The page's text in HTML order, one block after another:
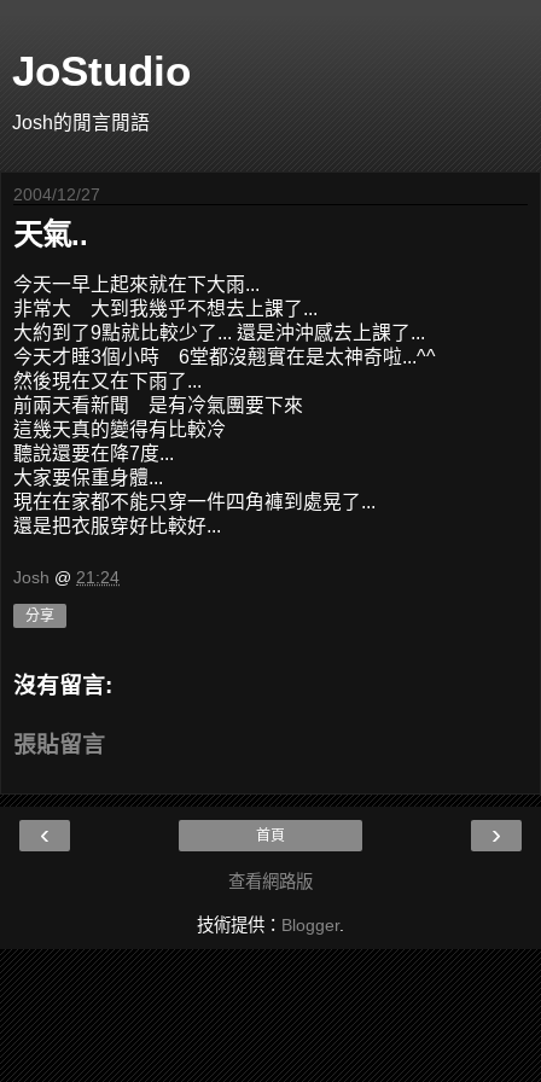
JoStudio
Josh的閒言閒語
2004/12/27
天氣..
今天一早上起來就在下大雨...
非常大 大到我幾乎不想去上課了...
大約到了9點就比較少了... 還是沖沖感去上課了...
今天才睡3個小時 6堂都沒翹實在是太神奇啦...^^
然後現在又在下雨了...
前兩天看新聞 是有冷氣團要下來
這幾天真的變得有比較冷
聽說還要在降7度...
大家要保重身體...
現在在家都不能只穿一件四角褲到處晃了...
還是把衣服穿好比較好...
Josh @ 21:24
分享
沒有留言:
張貼留言
‹ ›
首頁
查看網路版
技術提供： Blogger.